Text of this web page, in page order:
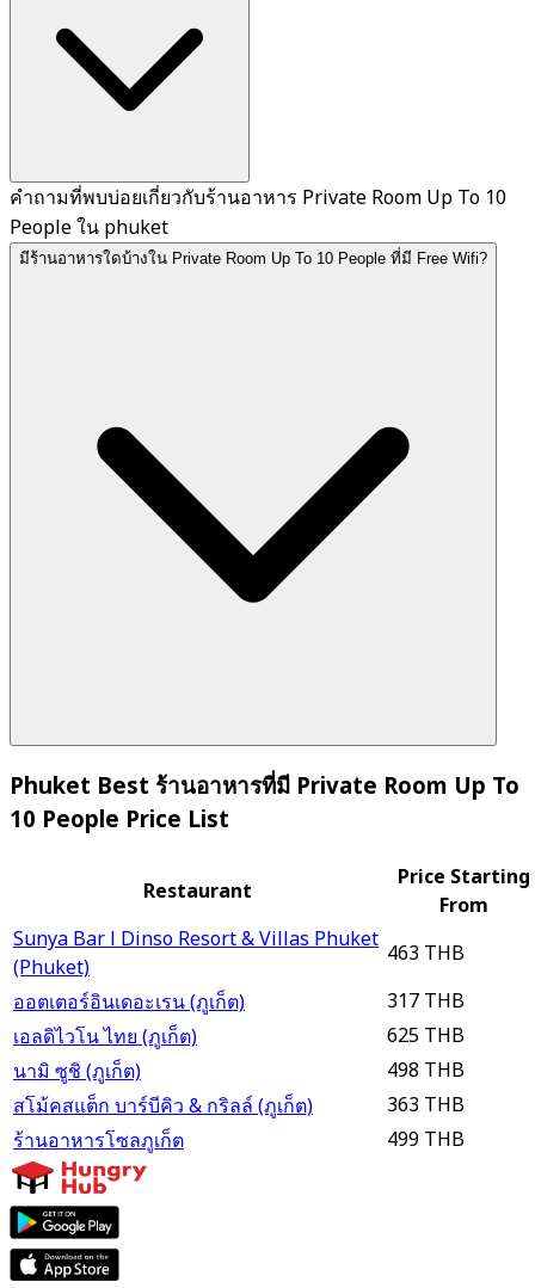
คำถามที่พบบ่อยเกี่ยวกับร้านอาหาร Private Room Up To 10
People ใน phuket
มีร้านอาหารใดบ้างใน Private Room Up To 10 People ที่มี Free Wifi?
Phuket Best ร้านอาหารที่มี Private Room Up To
10 People Price List
Restaurant
Price Starting
From
Sunya Bar l Dinso Resort & Villas Phuket
(Phuket)
463 THB
ออตเตอร์อินเดอะเรน (ภูเก็ต)
317 THB
เอลดิไวโน ไทย (ภูเก็ต)
625 THB
นามิ ซูชิ (ภูเก็ต)
498 THB
สโม้คสแต็ก บาร์บีคิว & กริลล์ (ภูเก็ต)
363 THB
ร้านอาหารโซลภูเก็ต
499 THB